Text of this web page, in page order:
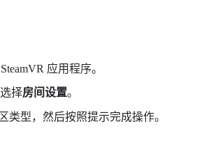
SteamVR 应用程序。
择房间设置。
类型，然后按照提示完成操作。